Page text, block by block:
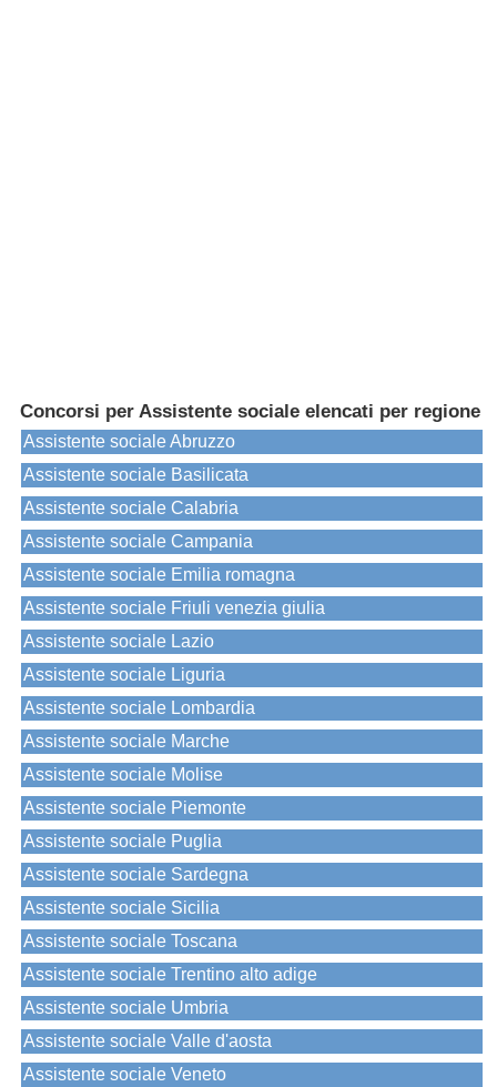
Concorsi per Assistente sociale elencati per regione
Assistente sociale Abruzzo
Assistente sociale Basilicata
Assistente sociale Calabria
Assistente sociale Campania
Assistente sociale Emilia romagna
Assistente sociale Friuli venezia giulia
Assistente sociale Lazio
Assistente sociale Liguria
Assistente sociale Lombardia
Assistente sociale Marche
Assistente sociale Molise
Assistente sociale Piemonte
Assistente sociale Puglia
Assistente sociale Sardegna
Assistente sociale Sicilia
Assistente sociale Toscana
Assistente sociale Trentino alto adige
Assistente sociale Umbria
Assistente sociale Valle d'aosta
Assistente sociale Veneto